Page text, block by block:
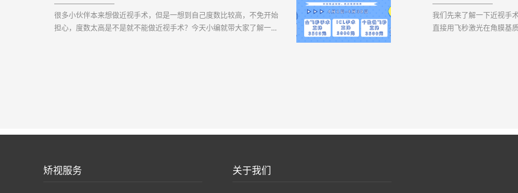
很多小伙伴本来想做近视手术，但是一想到自己度数比较高，不免开始
担心，度数太高是不是就不能做近视手术？今天小编就带大家了解一下
我们先来了解一下近视手
直接用飞秒激光在角膜基
矫视服务 关于我们